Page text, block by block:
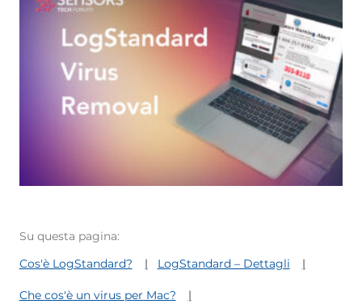
Su questa pagina:
Cos'è LogStandard?
LogStandard – Dettagli
Che cos'è un virus per Mac?